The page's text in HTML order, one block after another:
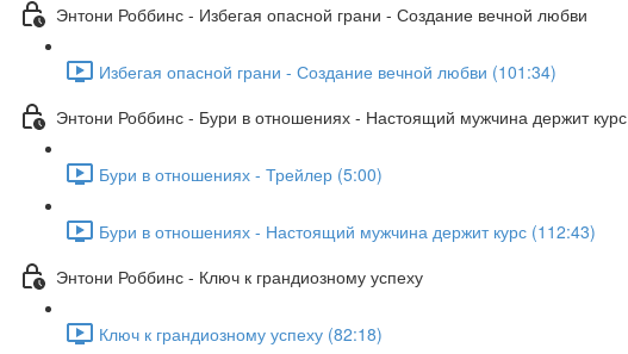
Энтони Роббинс - Избегая опасной грани - Создание вечной любви
Избегая опасной грани - Создание вечной любви (101:34)
Энтони Роббинс - Бури в отношениях - Настоящий мужчина держит курс
Бури в отношениях - Трейлер (5:00)
Бури в отношениях - Настоящий мужчина держит курс (112:43)
Энтони Роббинс - Ключ к грандиозному успеху
Ключ к грандиозному успеху (82:18)